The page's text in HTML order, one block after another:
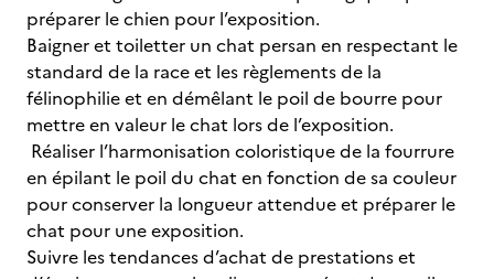
préparer le chien pour l’exposition.
Baigner et toiletter un chat persan en respectant le
standard de la race et les règlements de la
félinophilie et en démêlant le poil de bourre pour
mettre en valeur le chat lors de l’exposition.
Réaliser l’harmonisation coloristique de la fourrure
en épilant le poil du chat en fonction de sa couleur
pour conserver la longueur attendue et préparer le
chat pour une exposition.
Suivre les tendances d’achat de prestations et